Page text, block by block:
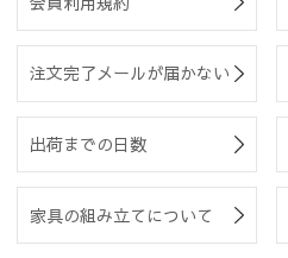
注文完了メールが届かない
出荷までの日数
家具の組み立てについて